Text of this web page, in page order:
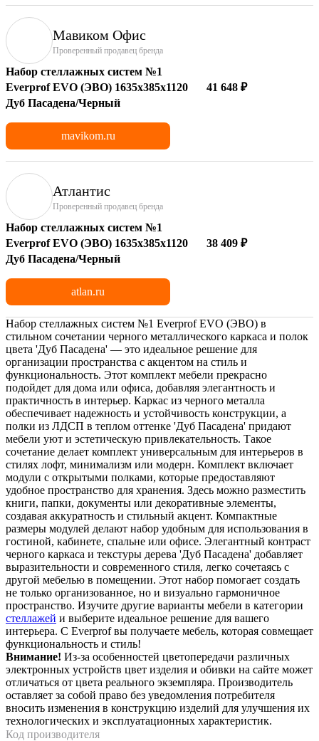
Мавиком Офис
Проверенный продавец бренда
Набор стеллажных систем №1
Everprof EVO (ЭВО) 1635x385x1120
Дуб Пасадена/Черный
41 648 ₽
mavikom.ru
Атлантис
Проверенный продавец бренда
Набор стеллажных систем №1
Everprof EVO (ЭВО) 1635x385x1120
Дуб Пасадена/Черный
38 409 ₽
atlan.ru
Набор стеллажных систем №1 Everprof EVO (ЭВО) в
стильном сочетании черного металлического каркаса и полок
цвета 'Дуб Пасадена' — это идеальное решение для
организации пространства с акцентом на стиль и
функциональность. Этот комплект мебели прекрасно
подойдет для дома или офиса, добавляя элегантность и
практичность в интерьер. Каркас из черного металла
обеспечивает надежность и устойчивость конструкции, а
полки из ЛДСП в теплом оттенке 'Дуб Пасадена' придают
мебели уют и эстетическую привлекательность. Такое
сочетание делает комплект универсальным для интерьеров в
стилях лофт, минимализм или модерн. Комплект включает
модули с открытыми полками, которые предоставляют
удобное пространство для хранения. Здесь можно разместить
книги, папки, документы или декоративные элементы,
создавая аккуратность и стильный акцент. Компактные
размеры модулей делают набор удобным для использования в
гостиной, кабинете, спальне или офисе. Элегантный контраст
черного каркаса и текстуры дерева 'Дуб Пасадена' добавляет
выразительности и современного стиля, легко сочетаясь с
другой мебелью в помещении. Этот набор помогает создать
не только организованное, но и визуально гармоничное
пространство. Изучите другие варианты мебели в категории
стеллажей и выберите идеальное решение для вашего
интерьера. С Everprof вы получаете мебель, которая совмещает
функциональность и стиль!
Внимание! Из-за особенностей цветопередачи различных
электронных устройств цвет изделия и обивки на сайте может
отличаться от цвета реального экземпляра. Производитель
оставляет за собой право без уведомления потребителя
вносить изменения в конструкцию изделий для улучшения их
технологических и эксплуатационных характеристик.
Код производителя